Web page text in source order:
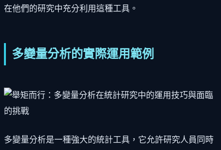
在他們的研究中充分利用這種工具。
多變量分析的實際運用範例
多變量分析是一種強大的統計工具，它允許研究人員同時